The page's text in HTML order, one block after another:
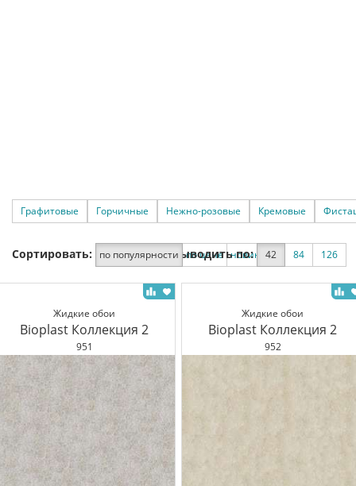
Графитовые Горчичные Нежно-розовые Кремовые
Сортировать: по популярности по цене новинки по скидке
Выводить по: 42 84 126
Жидкие обои
Bioplast Коллекция 2
951
Жидкие обои
Bioplast Коллекция 2
952